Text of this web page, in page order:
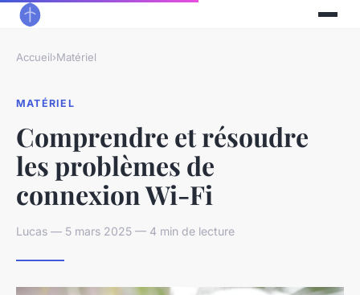
Accueil›Matériel
MATÉRIEL
Comprendre et résoudre
les problèmes de
connexion Wi-Fi
Lucas — 5 mars 2025 — 4 min de lecture